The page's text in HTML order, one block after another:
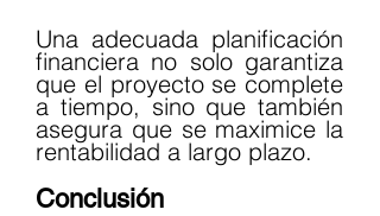
Una adecuada planificación
financiera no solo garantiza
que el proyecto se complete
a tiempo, sino que también
asegura que se maximice la
rentabilidad a largo plazo.
Conclusión